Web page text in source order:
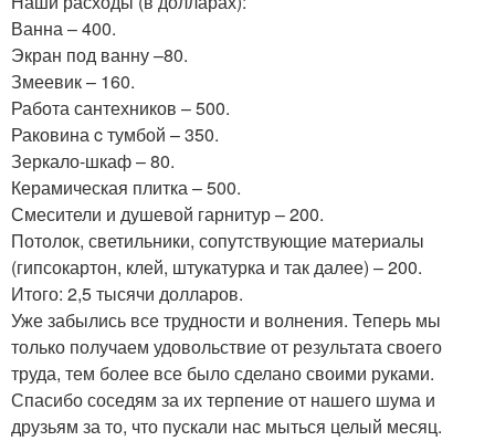
Ванна – 400.
Экран под ванну –80.
Змеевик – 160.
Работа сантехников – 500.
Раковина c тумбой – 350.
Зеркало-шкаф – 80.
Керамическая плитка – 500.
Смесители и душевой гарнитур – 200.
Потолок, светильники, сопутствующие материалы
(гипсокартон, клей, штукатурка и так далее) – 200.
Итого: 2,5 тысячи долларов.
Уже забылись все трудности и волнения. Теперь мы
только получаем удовольствие от результата своего
труда, тем более все было сделано своими руками.
Спасибо соседям за их терпение от нашего шума и
друзьям за то, что пускали нас мыться целый месяц.